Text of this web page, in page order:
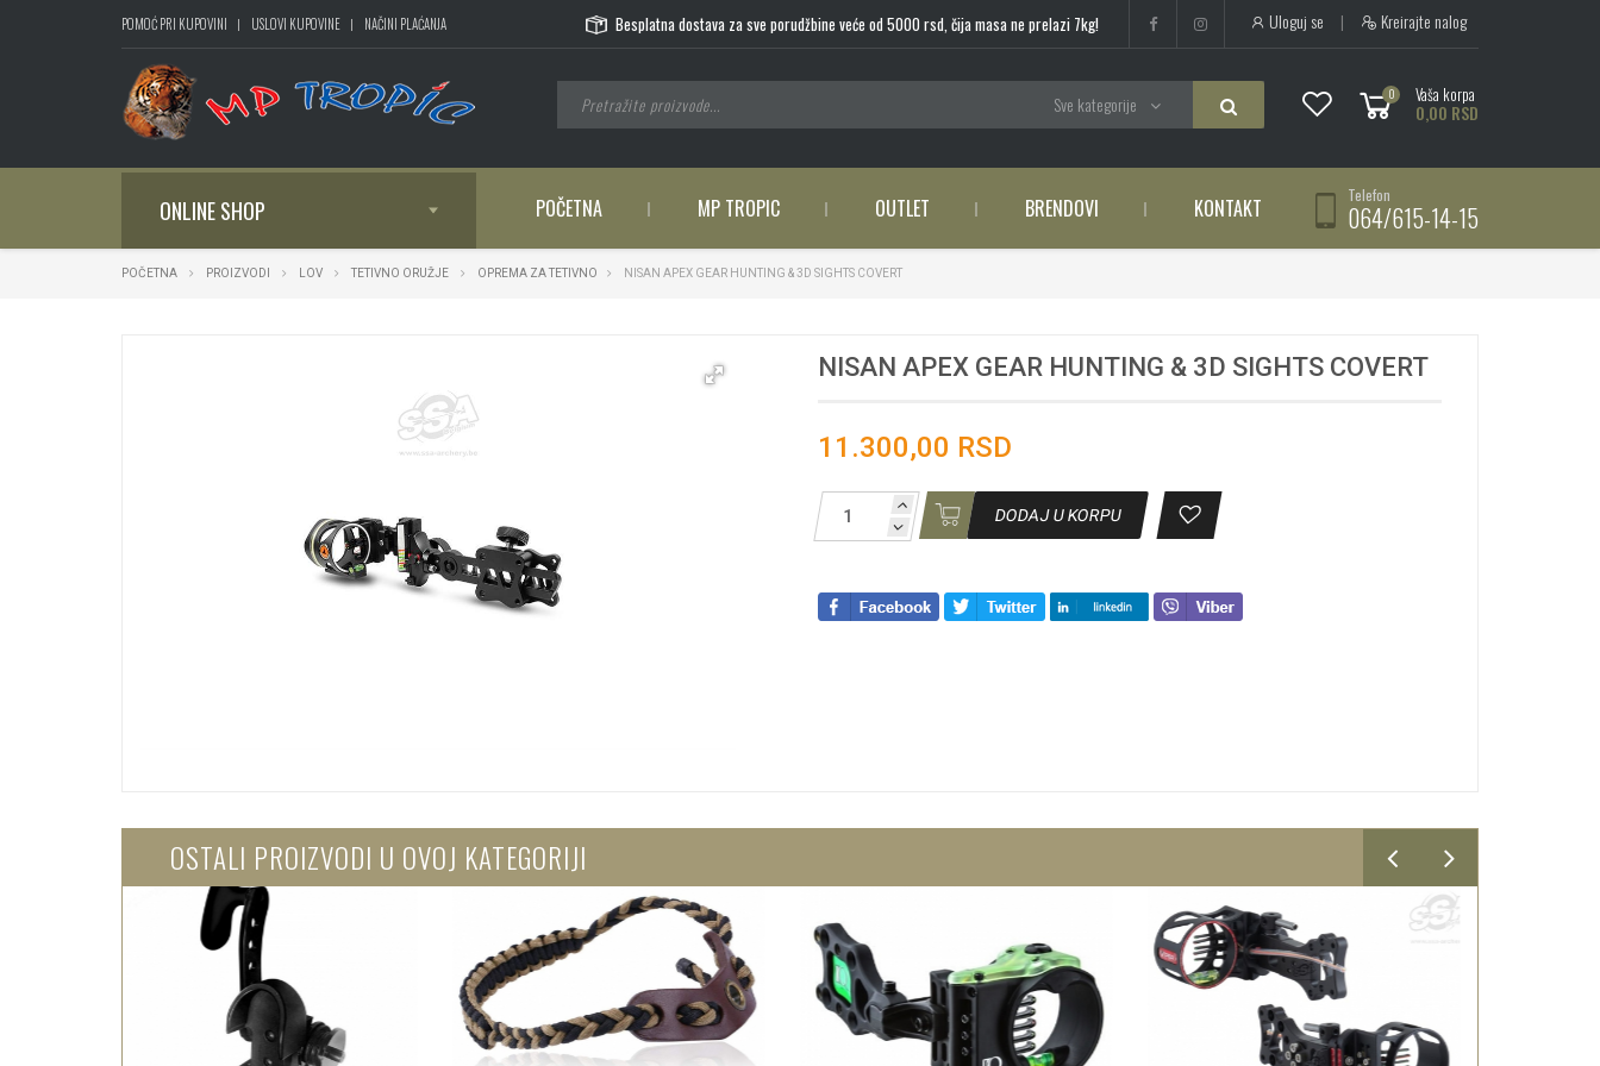
POMOĆ PRI KUPOVINI USLOVI KUPOVINE NAČINI PLAĆANJA Besplatna dostava za sve porudžbine veće od 5000 rsd, čija masa ne prelazi 7kg! Uloguj se | Kreirajte nalog
0 Vaša korpa
0,00 RSD
Sve kategorije
ONLINE SHOP POČETNA MP TROPIC OUTLET BRENDOVI KONTAKT Telefon
064/615-14-15
POČETNA PROIZVODI LOV TETIVNO ORUŽJE OPREMA ZA TETIVNO NISAN APEX GEAR HUNTING & 3D SIGHTS COVERT
NISAN APEX GEAR HUNTING & 3D SIGHTS COVERT
11.300,00 RSD
DODAJ U KORPU
OSTALI PROIZVODI U OVOJ KATEGORIJI